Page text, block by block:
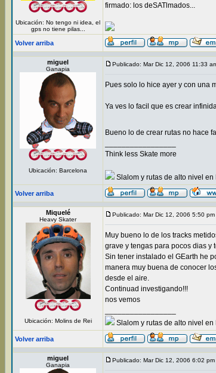
Ubicación: No tengo ni idea, el
gps no tiene pilas...
firmado: los deSATlmados...
Volver arriba
miguel
Ganapia
Ubicación: Barcelona
Publicado: Mar Dic 12, 2006 11:33
Pues solo lo hice ayer y con una
Ya ves lo facil que es crear
Bueno lo de crear rutas no hace
Think less Skate more
Slalom y rutas de alto nivel en
Volver arriba
Miquelé
Heavy Skater
Ubicación: Molins de Rei
Publicado: Mar Dic 12, 2006 5:50 pm
Muy bueno lo de los tracks
grave y tengas para pocos dias
Sin tener instalado el GEarth he
manera muy buena de conocer
desde el aire.
Continuad investigando!!!
nos vemos
Slalom y rutas de alto nivel en
Volver arriba
miguel
Ganapia
Publicado: Mar Dic 12, 2006 6:02 pm